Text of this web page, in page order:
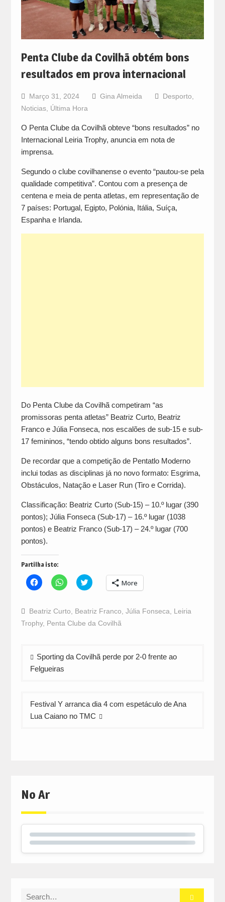
Penta Clube da Covilhã obtém bons
resultados em prova internacional
Março 31, 2024 Gina Almeida Desporto
Noticias, Última Hora
O Penta Clube da Covilhã obteve “bons resultados” no
Internacional Leiria Trophy, anuncia em nota de
imprensa.
Segundo o clube covilhanense o evento “pautou-se pela
qualidade competitiva”. Contou com a presença de
centena e meia de penta atletas, em representação de
7 países: Portugal, Egipto, Polónia, Itália, Suíça,
Espanha e Irlanda.
Do Penta Clube da Covilhã competiram “as
promissoras penta atletas” Beatriz Curto, Beatriz
Franco e Júlia Fonseca, nos escalões de sub-15 e sub-
17 femininos, “tendo obtido alguns bons resultados”.
De recordar que a competição de Pentatlo Moderno
inclui todas as disciplinas já no novo formato: Esgrima,
Obstáculos, Natação e Laser Run (Tiro e Corrida).
Classificação: Beatriz Curto (Sub-15) – 10.º lugar (390
pontos); Júlia Fonseca (Sub-17) – 16.º lugar (1038
pontos) e Beatriz Franco (Sub-17) – 24.º lugar (700
pontos).
Partilha isto:
Click
to
Facebook
(Opens
in
new
Click
to
WhatsApp
(Opens
in
new
Click
to
Twitter
(Opens
in
new
More
Beatriz Curto Beatriz Franco Júlia Fonseca
Leiria
Trophy, Penta Clube da Covilhã
Navegação
de
Sporting da Covilhã perde por 2-0 frente ao
Felgueiras
Festival Y arranca dia 4 com espetáculo de Ana
Lua Caiano no TMC
No Ar
Search